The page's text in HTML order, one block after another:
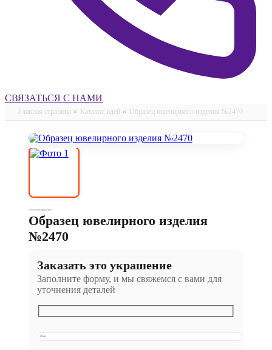
СВЯЗАТЬСЯ С НАМИ
Главная страница » Каталог идей » Образец ювелирного изделия №2470
Серьги дизайнерские
Образец ювелирного изделия
№2470
Заказать это украшение
Заполните форму, и мы свяжемся с вами для
уточнения деталей